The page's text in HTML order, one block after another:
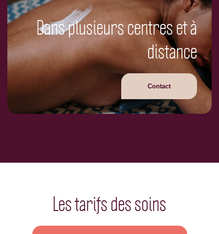
Dans plusieurs centres et à
distance
Contact
Les tarifs des soins